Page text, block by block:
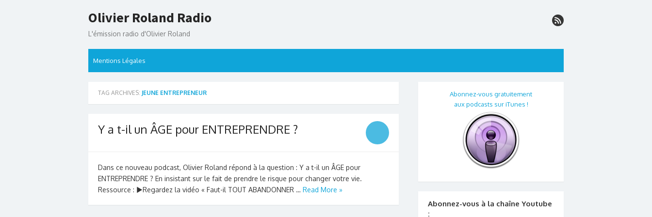
to
Olivier Roland Radio
L'émission radio d'Olivier Roland
Mentions Légales
TAG ARCHIVES: JEUNE ENTREPRENEUR
Y a t-il un ÂGE pour ENTREPRENDRE ?
Dans ce nouveau podcast, Olivier Roland répond à la question : Y a t-il un ÂGE pour
ENTREPRENDRE ? En insistant sur le fait de prendre le risque pour changer votre vie.
Ressource : ►Regardez la vidéo « Faut-il TOUT ABANDONNER … Read More »
Abonnez-vous gratuitement
aux podcasts sur iTunes !
Abonnez-vous à la chaîne Youtube
: